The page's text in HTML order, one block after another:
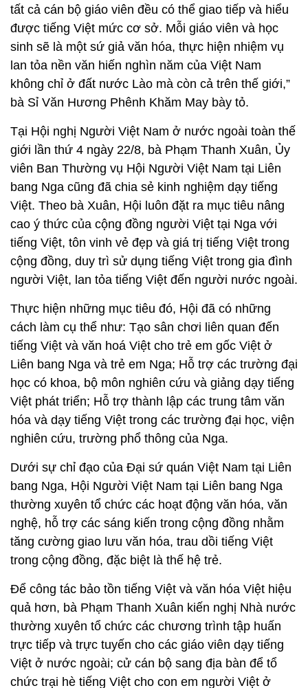
tất cả cán bộ giáo viên đều có thể giao tiếp và hiểu
được tiếng Việt mức cơ sở. Mỗi giáo viên và học
sinh sẽ là một sứ giả văn hóa, thực hiện nhiệm vụ
lan tỏa nền văn hiến nghìn năm của Việt Nam
không chỉ ở đất nước Lào mà còn cả trên thế giới,”
bà Sỉ Văn Hương Phênh Khăm May bày tỏ.
Tại Hội nghị Người Việt Nam ở nước ngoài toàn thế
giới lần thứ 4 ngày 22/8, bà Phạm Thanh Xuân, Ủy
viên Ban Thường vụ Hội Người Việt Nam tại Liên
bang Nga cũng đã chia sẻ kinh nghiệm dạy tiếng
Việt. Theo bà Xuân, Hội luôn đặt ra mục tiêu nâng
cao ý thức của cộng đồng người Việt tại Nga với
tiếng Việt, tôn vinh vẻ đẹp và giá trị tiếng Việt trong
cộng đồng, duy trì sử dụng tiếng Việt trong gia đình
người Việt, lan tỏa tiếng Việt đến người nước ngoài.
Thực hiện những mục tiêu đó, Hội đã có những
cách làm cụ thể như: Tạo sân chơi liên quan đến
tiếng Việt và văn hoá Việt cho trẻ em gốc Việt ở
Liên bang Nga và trẻ em Nga; Hỗ trợ các trường đại
học có khoa, bộ môn nghiên cứu và giảng dạy tiếng
Việt phát triển; Hỗ trợ thành lập các trung tâm văn
hóa và dạy tiếng Việt trong các trường đại học, viện
nghiên cứu, trường phổ thông của Nga.
Dưới sự chỉ đạo của Đại sứ quán Việt Nam tại Liên
bang Nga, Hội Người Việt Nam tại Liên bang Nga
thường xuyên tổ chức các hoạt động văn hóa, văn
nghệ, hỗ trợ các sáng kiến trong cộng đồng nhằm
tăng cường giao lưu văn hóa, trau dồi tiếng Việt
trong cộng đồng, đặc biệt là thế hệ trẻ.
Để công tác bảo tồn tiếng Việt và văn hóa Việt hiệu
quả hơn, bà Phạm Thanh Xuân kiến nghị Nhà nước
thường xuyên tổ chức các chương trình tập huấn
trực tiếp và trực tuyến cho các giáo viên dạy tiếng
Việt ở nước ngoài; cử cán bộ sang địa bàn để tổ
chức trại hè tiếng Việt cho con em người Việt ở